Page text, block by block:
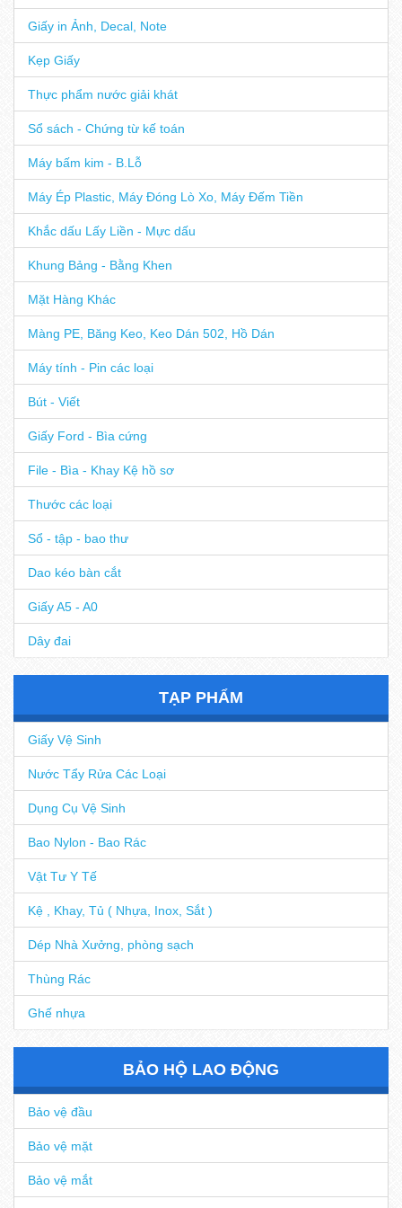
Giấy in Ảnh, Decal, Note
Kẹp Giấy
Thực phẩm nước giải khát
Sổ sách - Chứng từ kế toán
Máy bấm kim - B.Lỗ
Máy Ép Plastic, Máy Đóng Lò Xo, Máy Đếm Tiền
Khắc dấu Lấy Liền - Mực dấu
Khung Bảng - Bằng Khen
Mặt Hàng Khác
Màng PE, Băng Keo, Keo Dán 502, Hồ Dán
Máy tính - Pin các loại
Bút - Viết
Giấy Ford - Bìa cứng
File - Bìa - Khay Kệ hồ sơ
Thước các loại
Sổ - tập - bao thư
Dao kéo bàn cắt
Giấy A5 - A0
Dây đai
TẠP PHẨM
Giấy Vệ Sinh
Nước Tẩy Rửa Các Loại
Dụng Cụ Vệ Sinh
Bao Nylon - Bao Rác
Vật Tư Y Tế
Kệ , Khay, Tủ ( Nhựa, Inox, Sắt )
Dép Nhà Xưởng, phòng sạch
Thùng Rác
Ghế nhựa
BẢO HỘ LAO ĐỘNG
Bảo vệ đầu
Bảo vệ mặt
Bảo vệ mắt